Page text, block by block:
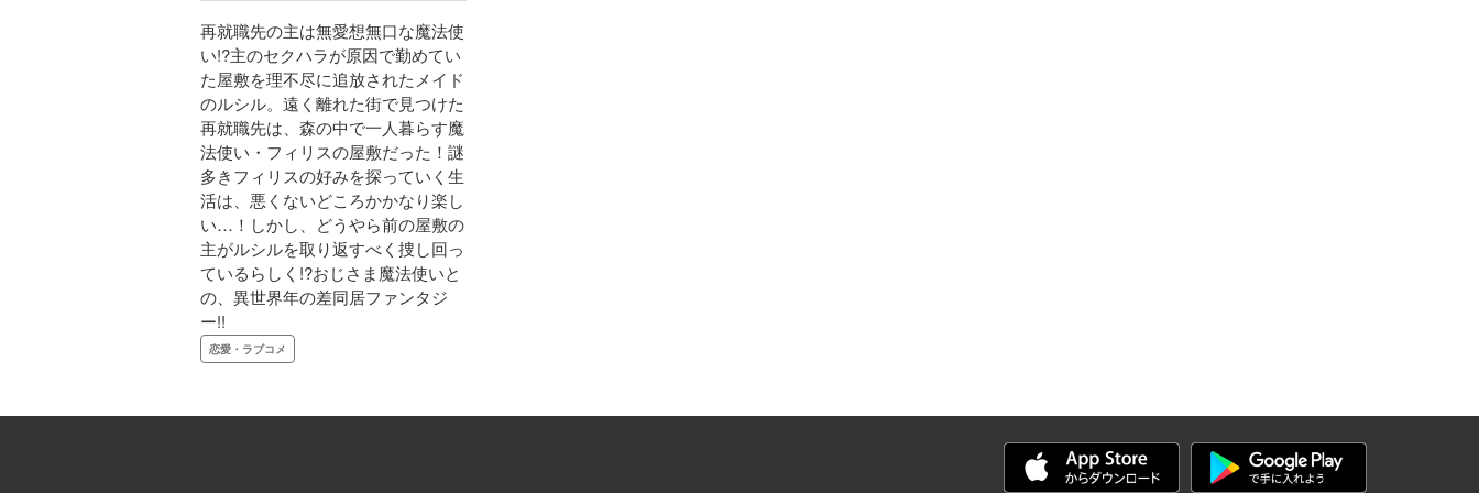
再就職先の主は無愛想無口な魔法使
い!?主のセクハラが原因で勤めてい
た屋敷を理不尽に追放されたメイド
のルシル。遠く離れた街で見つけた
再就職先は、森の中で一人暮らす魔
法使い・フィリスの屋敷だった！謎
多きフィリスの好みを探っていく生
活は、悪くないどころかかなり楽し
い…！しかし、どうやら前の屋敷の
主がルシルを取り返すべく捜し回っ
ているらしく!?おじさま魔法使いと
の、異世界年の差同居ファンタジ
ー!!
恋愛・ラブコメ